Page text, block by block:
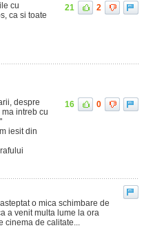
cu
ca si toate
21 2
despre
intreb cu
iesit din
16 0
o mica schimbare de
a venit multa lume la ora
cinema de calitate...